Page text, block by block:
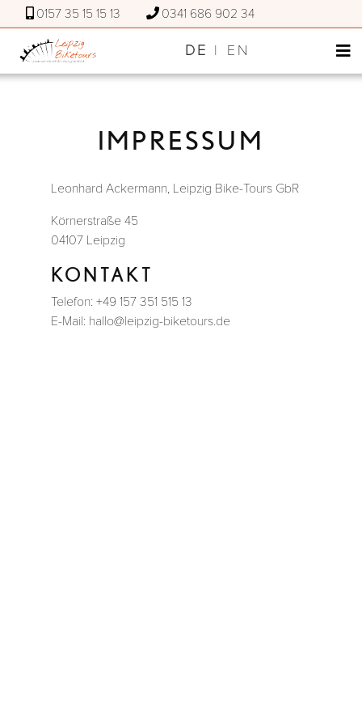
0157 35 15 15 13 0341 686 902 34
DE EN
IMPRESSUM
Leonhard Ackermann, Leipzig Bike-Tours GbR
Körnerstraße 45
04107 Leipzig
KONTAKT
Telefon: +49 157 351 515 13
E-Mail: hallo@leipzig-biketours.de